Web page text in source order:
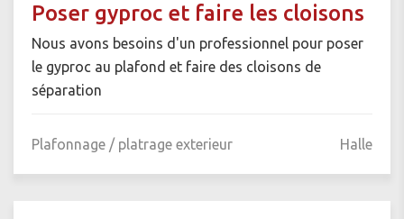
Poser gyproc et faire les cloisons
Nous avons besoins d'un professionnel pour poser
le gyproc au plafond et faire des cloisons de
séparation
Plafonnage / platrage exterieur Halle